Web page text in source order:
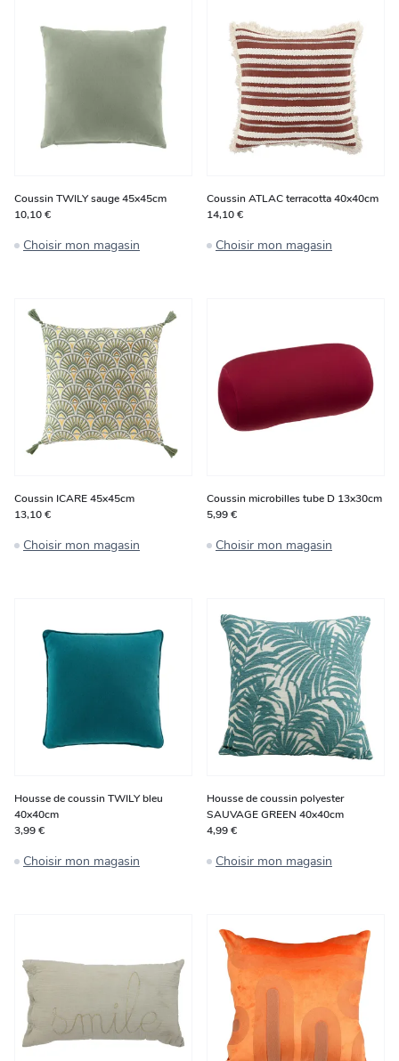
Coussin TWILY sauge 45x45cm
10,10 €
Choisir mon magasin
Coussin ATLAC terracotta 40x40cm
14,10 €
Choisir mon magasin
Coussin ICARE 45x45cm
13,10 €
Choisir mon magasin
Coussin microbilles tube D 13x30cm
5,99 €
Choisir mon magasin
Housse de coussin TWILY bleu
40x40cm
3,99 €
Choisir mon magasin
Housse de coussin polyester
SAUVAGE GREEN 40x40cm
4,99 €
Choisir mon magasin